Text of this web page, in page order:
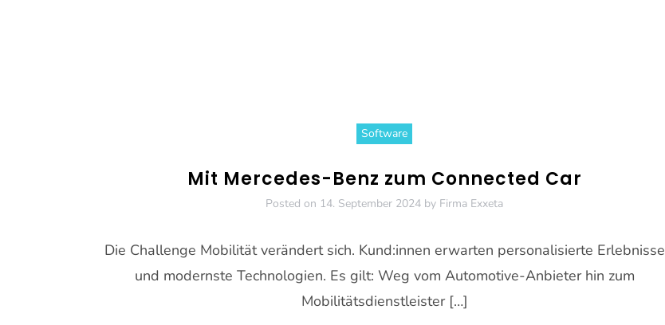
Software
Mit Mercedes-Benz zum Connected Car
Posted on 14. September 2024 by Firma Exxeta
Die Challenge Mobilität verändert sich. Kund:innen erwarten personalisierte Erlebnisse
und modernste Technologien. Es gilt: Weg vom Automotive-Anbieter hin zum
Mobilitätsdienstleister […]